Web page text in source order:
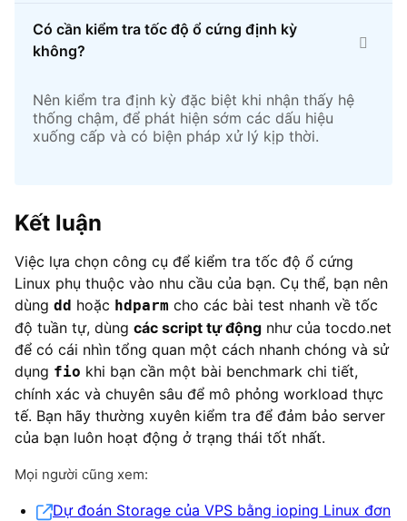
Có cần kiểm tra tốc độ ổ cứng định kỳ
không?
Nên kiểm tra định kỳ đặc biệt khi nhận thấy hệ
thống chậm, để phát hiện sớm các dấu hiệu
xuống cấp và có biện pháp xử lý kịp thời.
Kết luận
Việc lựa chọn công cụ để kiểm tra tốc độ ổ cứng
Linux phụ thuộc vào nhu cầu của bạn. Cụ thể, bạn nên
dùng dd hoặc hdparm cho các bài test nhanh về tốc
độ tuần tự, dùng các script tự động như của tocdo.net
để có cái nhìn tổng quan một cách nhanh chóng và sử
dụng fio khi bạn cần một bài benchmark chi tiết,
chính xác và chuyên sâu để mô phỏng workload thực
tế. Bạn hãy thường xuyên kiểm tra để đảm bảo server
của bạn luôn hoạt động ở trạng thái tốt nhất.
Mọi người cũng xem:
Dự đoán Storage của VPS bằng ioping Linux đơn